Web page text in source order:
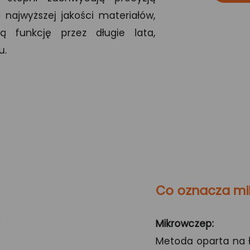
jakości materiałów,
funkcję przez długie lata,
Co oznacza
Mikrowczep:
Metoda oparta na